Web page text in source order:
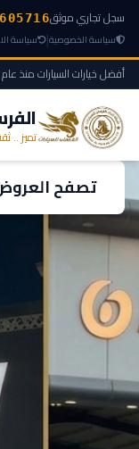
سجل تجاري موثق
سياسة الخصوصية| سياسة
أفضل خيارات السيارات منذ عام 2001
تميز ..
تصفح